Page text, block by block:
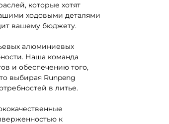
которые хотят
ходовыми деталями
вашему бюджету.
алюминиевых
Наша команда
и обеспечению того,
выбирая Runpeng
в литье.
к